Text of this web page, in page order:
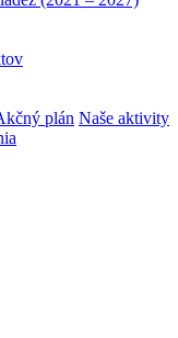
plán Naše aktivity